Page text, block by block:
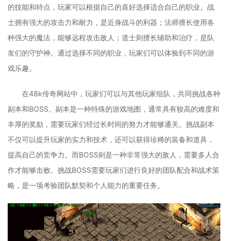
的技能和特点，玩家可以根据自己的喜好选择适合自己的职业。战
士拥有强大的攻击力和耐力，是近身战斗的利器；法师擅长使用各
种强大的魔法，能够远程攻击敌人；道士则擅长辅助和治疗，是队
友们的守护神。通过选择不同的职业，玩家们可以体验到不同的游
戏乐趣。
在48k传奇网站中，玩家们可以与其他玩家组队，共同挑战各种
副本和BOSS。副本是一种特殊的游戏地图，通常具有较高的难度和
丰厚的奖励，需要玩家们经过长时间的努力才能够通关。挑战副本
不仅可以提升玩家的实力和技术，还可以获得珍稀的装备和道具，
提高自己的竞争力。而BOSS则是一种非常强大的敌人，需要多人合
作才能够击败。挑战BOSS需要玩家们进行良好的团队配合和战术策
略，是一项考验团队默契和个人能力的重要任务。